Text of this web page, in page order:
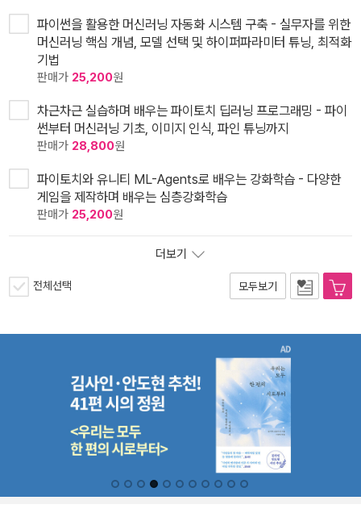
파이썬을 활용한 머신러닝 자동화 시스템 구축 - 실무자를 위한
머신러닝 핵심 개념, 모델 선택 및 하이퍼파라미터 튜닝, 최적화
기법
판매가 25,200원
차근차근 실습하며 배우는 파이토치 딥러닝 프로그래밍 - 파이
썬부터 머신러닝 기초, 이미지 인식, 파인 튜닝까지
판매가 28,800원
파이토치와 유니티 ML-Agents로 배우는 강화학습 - 다양한
게임을 제작하며 배우는 심층강화학습
판매가 25,200원
더보기
전체선택 모두보기